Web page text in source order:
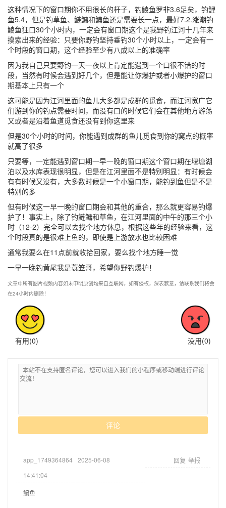
这种情况下的窗口期你不用很长的杆子，钓鲮鱼罗非3.6足矣，钓鲤
鱼5.4，但是钓草鱼、鲢鳙和鳊鱼还是需要长一点，最好7.2.涨潮钓
鲮鱼狂口30个小时内，一定会有窗口期这个是我野钓江河十几年来
摸索出来的经验：只要你野钓坚持垂钓30个小时以上，一定会有一
个时段的窗口期，这个经验至少有八成以上的准确率
因为我自己只要野钓一天一夜以上肯定能遇到一个口很不错的时
段，当然有时候会遇到好几个，但是能让你爆护或者小爆护的窗口
期基本上只有一个
这可能是因为江河里面的鱼儿大多都是成群的觅食，而江河宽广它
们游到你的钓点需要时间，而没有口的时候它们会在其他地方游荡
又或者是沿着鱼道觅食还没有到你这里来
但是30个小时的时间，你能遇到成群的鱼儿觅食到你的窝点的概率
就高了很多
只要等，一定能遇到窗口期一早一晚的窗口期这个窗口期在堰塘湖
泊以及水库表现很明显，但是在江河里面不是特别明显：有时候会
有有时候又没有，大多数时候是一个小窗口期，能钓到鱼但是不是
特别的多
但有时候这一早一晚的窗口期会和其他的重合，那么就更容易钓爆
护了！事实上，除了钓鲢鳙和草鱼，在江河里面的中午的那三个小
时（12-2）完全可以去找个地方休息，根据这些年的经验来看，这
个时段真的是很难上鱼的，即使是上游放水也比较困难
通常我要么在11点前就收拾回家，要么找个地方睡一觉
一早一晚钓黄尾我是蓑笠哥，希望你野钓爆护！
文章中所有图片视频内容如未申明原创均来自互联网，如有侵权，深表歉意，请联系我们将会
在24小时内删除！
有用(0) 没用(0)
评论
app_1749364864
2025-06-08
14:41:04
回复 举报
鳊鱼